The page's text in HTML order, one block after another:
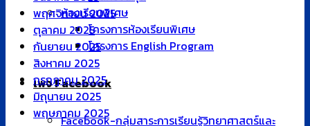
ห้องเรียนพิเศษ
โครงการห้องเรียนพิเศษ
โครงการ English Program
เพจ Facebook
Facebook-กลุ่มสาระการเรียนรู้วิทยาศาสตร์และ
พฤศจิกายน 2025
ตุลาคม 2025
กันยายน 2025
สิงหาคม 2025
กรกฎาคม 2025
มิถุนายน 2025
พฤษภาคม 2025